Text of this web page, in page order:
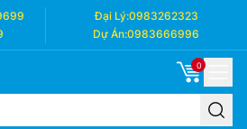
Đại Lý:0983262323
Dự Án:0983666996
0